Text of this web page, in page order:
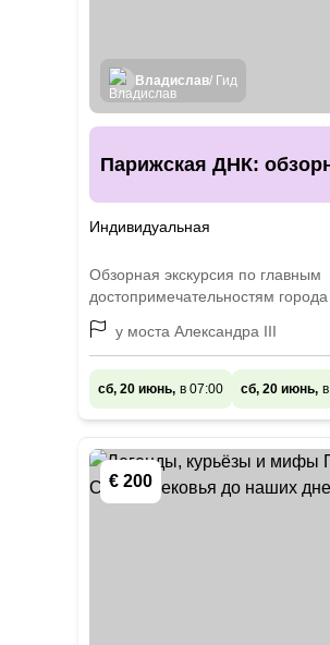
Владислав/ Гид
Парижская ДНК:
Индивидуальная
Обзорная экскурсия по главным
достопримечательностям
у моста Александра III
сб, 20 июнь, в 07:00 сб, 20 июнь,
€ 200